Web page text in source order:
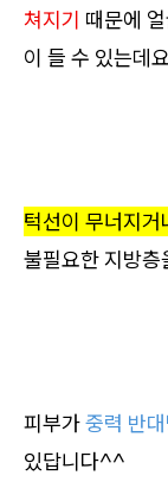
쳐지기 때문에
이 들 수 있는데
턱선이 무너지
불필요한 지방
피부가중력 반
있답니다^^